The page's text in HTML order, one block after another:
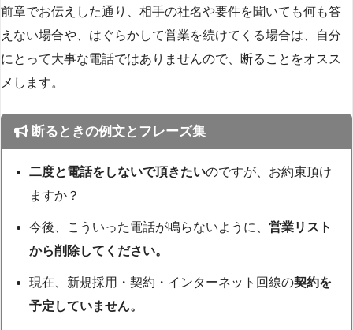
前章でお伝えした通り、相手の社名や要件を聞いても何も答
えない場合や、はぐらかして営業を続けてくる場合は、自分
にとって大事な電話ではありませんので、断ることをオスス
メします。
断るときの例文とフレーズ集
二度と電話をしないで頂きたいのですが、お約束頂け
ますか？
今後、こういった電話が鳴らないように、営業リスト
から削除してください。
現在、新規採用・契約・インターネット回線の契約を
予定していません。